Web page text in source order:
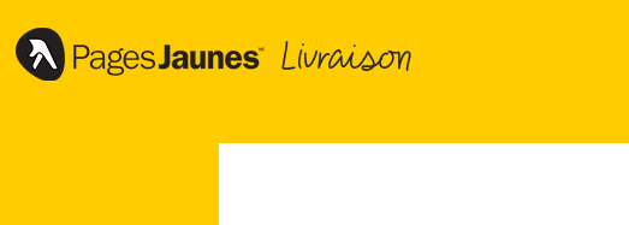
Livraison